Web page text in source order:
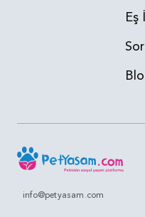
Eş
info@petyasam.com